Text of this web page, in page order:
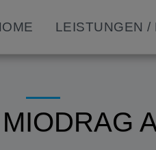
LEISTUNGEN /